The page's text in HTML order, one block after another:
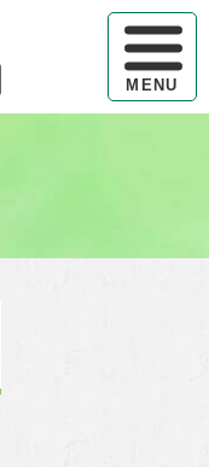
ハンバー
MENU